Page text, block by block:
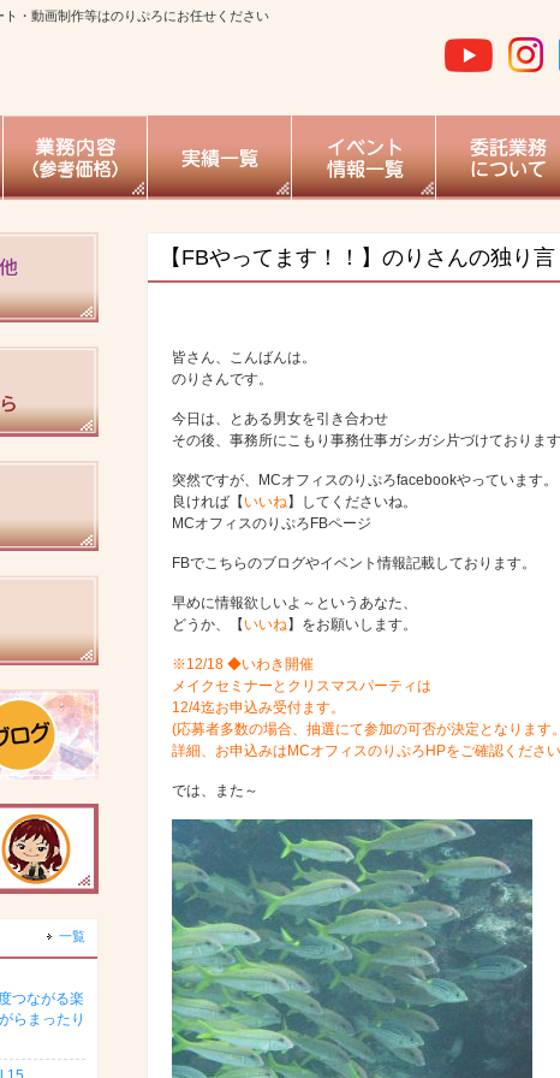
ト・動画制作等はのりぷろにお任せください
【FBやってます！！】のりさんの独り言
皆さん、こんばんは。
のりさんです。
今日は、とある男女を引き合わせ
その後、事務所にこもり事務仕事ガシガシ片づけております
突然ですが、MCオフィスのりぷろfacebookやっています。
良ければ【 いいね】してくださいね。
MCオフィスのりぷろFBページ
FBでこちらのブログやイベント情報記載しております。
早めに情報欲しいよ～というあなた、
どうか、【 いいね】をお願いします。
※12/18 ◆いわき開催
メイクセミナーとクリスマスパーティは
12/4迄お申込み受付ます。
(応募者多数の場合、抽選にて参加の可否が決定となります
詳細、お申込みはMCオフィスのりぷろHPをご確認ください
では、また～
一覧
つながる楽
らまったり